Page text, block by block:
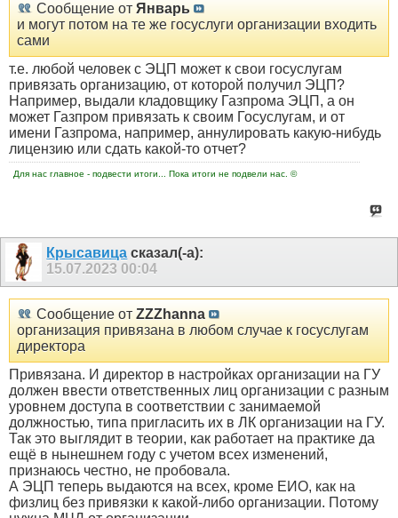
Сообщение от Январь
и могут потом на те же госуслуги организации входить
сами
т.е. любой человек с ЭЦП может к свои госуслугам
привязать организацию, от которой получил ЭЦП?
Например, выдали кладовщику Газпрома ЭЦП, а он
может Газпром привязать к своим Госуслугам, и от
имени Газпрома, например, аннулировать какую-нибудь
лицензию или сдать какой-то отчет?
Для нас главное - подвести итоги... Пока итоги не подвели нас. ©
Крысавица сказал(-а):
15.07.2023 00:04
Сообщение от ZZZhanna
организация привязана в любом случае к госуслугам
директора
Привязана. И директор в настройках организации на ГУ
должен ввести ответственных лиц организации с разным
уровнем доступа в соответствии с занимаемой
должностью, типа пригласить их в ЛК организации на ГУ.
Так это выглядит в теории, как работает на практике да
ещё в нынешнем году с учетом всех изменений,
признаюсь честно, не пробовала.
А ЭЦП теперь выдаются на всех, кроме ЕИО, как на
физлиц без привязки к какой-либо организации. Потому